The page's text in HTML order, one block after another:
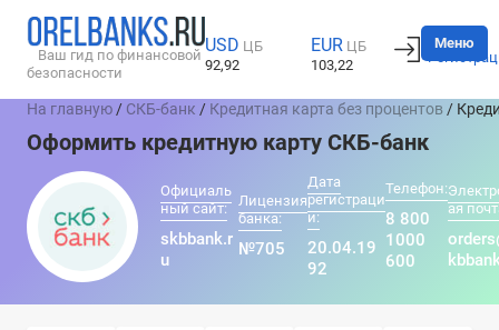
Ваш гид по финансовой
безопасности
USD ЦБ
92,92
EUR ЦБ
103,22
Вход
Меню
На главную / СКБ-банк / Кредитная карта без процентов /
Оформить кредитную карту СКБ-банк
Официаль
ный сайт:
skbbank.r
u
Лицензия
банка:
№705
Дата
регистраци
и:
20.04.19
92
Телефон:
8 800
1000
600
ая